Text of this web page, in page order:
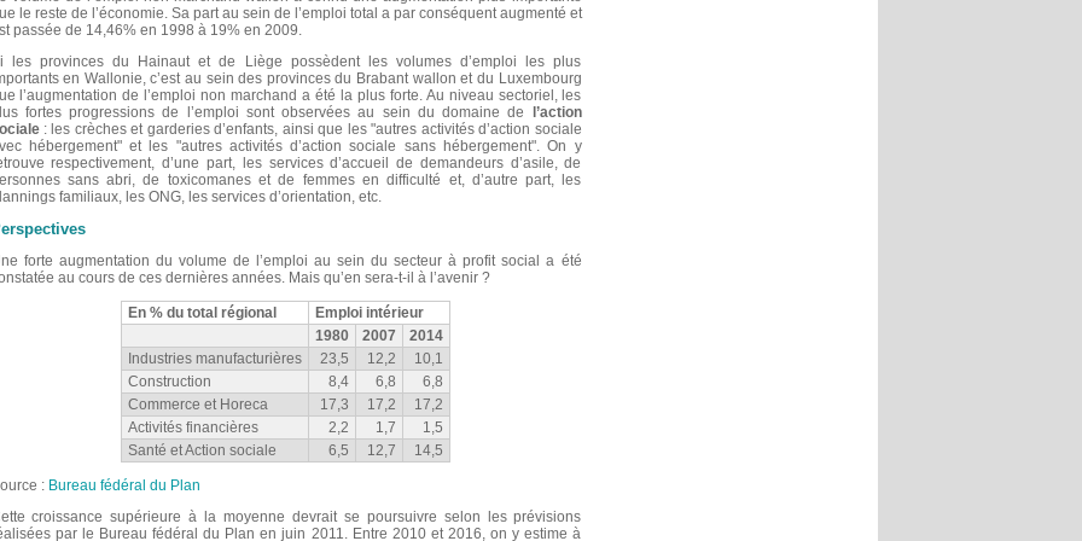
le reste de l’économie. Sa part au sein de l’emploi total a par conséquent augmenté et
passée de 14,46% en 1998 à 19% en 2009.
les provinces du Hainaut et de Liège possèdent les volumes d’emploi les plus
en Wallonie, c’est au sein des provinces du Brabant wallon et du Luxembourg
l’augmentation de l’emploi non marchand a été la plus forte. Au niveau sectoriel, les
fortes progressions de l’emploi sont observées au sein du domaine de
l’action
: les crèches et garderies d’enfants, ainsi que les "autres activités d’action sociale
hébergement" et les "autres activités d’action sociale sans hébergement". On y
respectivement, d’une part, les services d’accueil de demandeurs d’asile, de
sans abri, de toxicomanes et de femmes en difficulté et, d’autre part, les
familiaux, les ONG, les services d’orientation, etc.
forte augmentation du volume de l’emploi au sein du secteur à profit social a été
au cours de ces dernières années. Mais qu’en sera-t-il à l’avenir ?
En % du total régional
Emploi intérieur
1980
2007
2014
Industries manufacturières
23,5 12,2
10,1
Construction
8,4 6,8
6,8
Commerce et Horeca
17,3 17,2
17,2
Activités financières
2,2 1,7
1,5
Santé et Action sociale
6,5 12,7 14,5
: Bureau fédéral du Plan
croissance supérieure à la moyenne devrait se poursuivre selon les prévisions
par le Bureau fédéral du Plan en juin 2011. Entre 2010 et 2016, on y estime à